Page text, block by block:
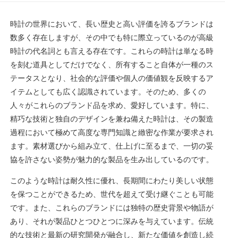
日
時計の世界において、長い歴史と高い評価を誇るブランドは
数多く存在しますが、その中でも特に際立っているのが高級
時計の代名詞とも言える存在です。
これらの時計は単なる時
を刻む道具としてだけでなく、所有すること自体が一種のス
テータスとなり、社会的な評価や個人の価値観を反映するア
イテムとしても広く認識されています。そのため、多くの
人々がこれらのブランド品を求め、愛好しています。特に、
精巧な技術と独自のデザインを兼ね備えた時計は、その製造
過程において極めて高度な専門知識と緻密な作業が要求され
ます。素材選びから組み立て、仕上げに至るまで、一切の妥
協を許さない姿勢が魅力的な製品を生み出しているのです。
このような時計は耐久性に優れ、長期間にわたり美しい状態
を保つことができるため、世代を超えて受け継ぐことも可能
です。また、これらのブランドには独特の歴史背景や物語が
あり、それが製品ひとつひとつに深みを与えています。伝統
的な技術と最新の研究開発が融合し、新たな価値を創造し続